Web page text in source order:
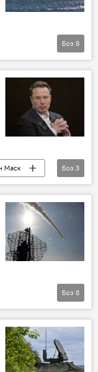
Амалиёти вижаи Русия барои ҳимояи Донбасс: охирин хабарҳо
Боз 8
Маск
Амалиёти вижаи Русия барои ҳимояи Донбасс: охирин хабарҳо
Боз 3
Амалиёти вижаи Русия барои ҳимояи Донбасс: охирин хабарҳо
вижа
Боз 8